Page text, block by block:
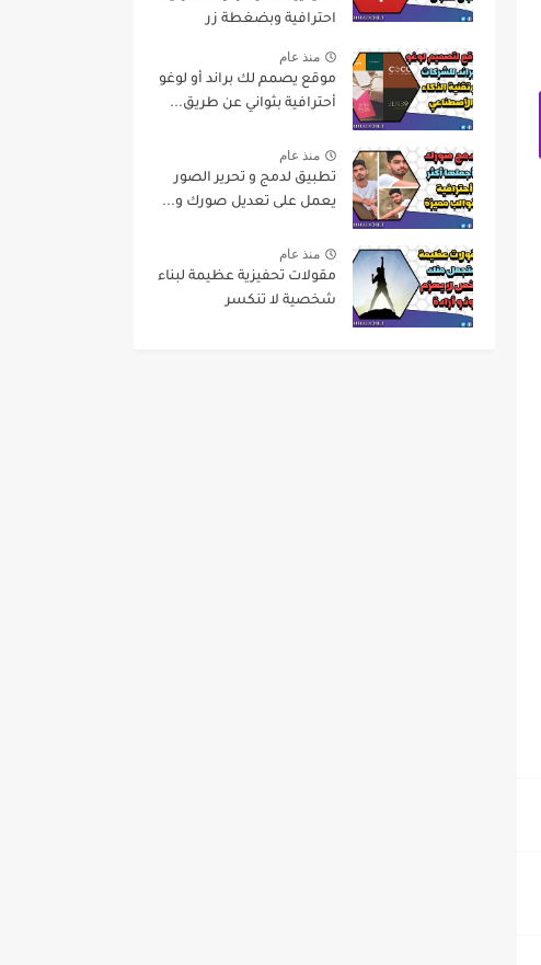
احترافية وبضغطة زر
منذ عام
موقع يصمم لك براند أو لوغو
أحترافية بثواني عن طريق...
منذ عام
تطبيق لدمج و تحرير الصور
يعمل على تعديل صورك و...
منذ عام
مقولات تحفيزية عظيمة لبناء
شخصية لا تنكسر